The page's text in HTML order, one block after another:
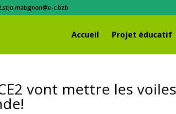
c.bzh
Accueil Projet éducatif
vont mettre les